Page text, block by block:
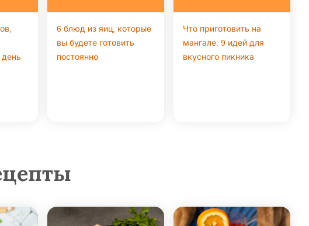
6 блюд из яиц, которые
вы будете готовить
постоянно
Что приготовить на
мангале: 9 идей для
вкусного пикника